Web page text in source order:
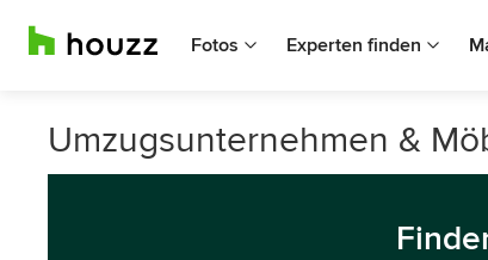
Fotos Experten finden
Umzugsunternehmen &